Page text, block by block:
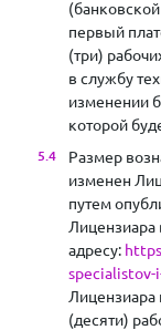
первый
(три)
в службу
изменении
которой
Размер
изменен
путем
Лицензиара
адресу:
Лицензиара
(десяти)